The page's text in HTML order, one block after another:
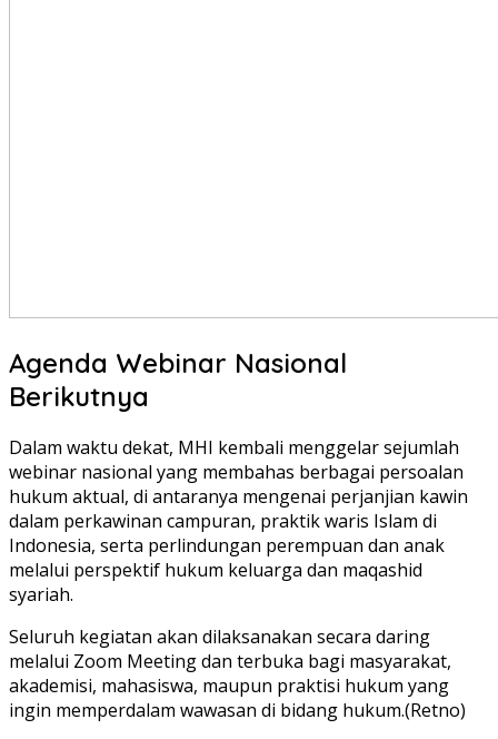
Agenda Webinar Nasional
Berikutnya
Dalam waktu dekat, MHI kembali menggelar sejumlah
webinar nasional yang membahas berbagai persoalan
hukum aktual, di antaranya mengenai perjanjian kawin
dalam perkawinan campuran, praktik waris Islam di
Indonesia, serta perlindungan perempuan dan anak
melalui perspektif hukum keluarga dan maqashid
syariah.
Seluruh kegiatan akan dilaksanakan secara daring
melalui Zoom Meeting dan terbuka bagi masyarakat,
akademisi, mahasiswa, maupun praktisi hukum yang
ingin memperdalam wawasan di bidang hukum.(Retno)